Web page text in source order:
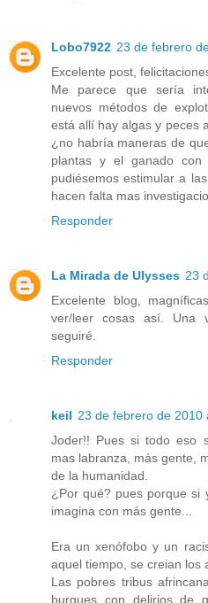
Lobo7922 23 de febrero
Excelente post,
Me parece que sería
nuevos métodos de
está allí hay algas y peces
¿no habría maneras de
plantas y el ganado con
pudiésemos estimular a
hacen falta mas
Responder
La Mirada de Ulysses 23
Excelente blog,
ver/leer cosas así. Una
seguiré.
Responder
keil 23 de febrero de 2010
Joder!! Pues si todo eso
mas labranza, más gente,
de la humanidad.
¿Por qué? pues porque si
imagina con más gente...
Era un xenófobo y un
aquel tiempo, se creian los
Las pobres tribus
burgues con delirios de